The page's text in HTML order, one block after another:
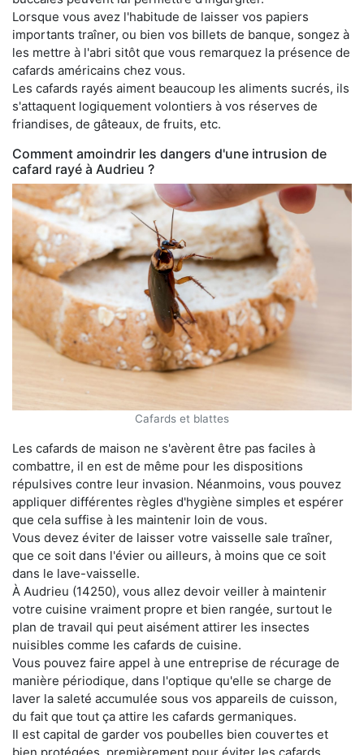
Lorsque vous avez l'habitude de laisser vos papiers
importants traîner, ou bien vos billets de banque, songez à
les mettre à l'abri sitôt que vous remarquez la présence de
cafards américains chez vous.
Les cafards rayés aiment beaucoup les aliments sucrés, ils
s'attaquent logiquement volontiers à vos réserves de
friandises, de gâteaux, de fruits, etc.
Comment amoindrir les dangers d'une intrusion de
cafard rayé à Audrieu ?
Cafards et blattes
Les cafards de maison ne s'avèrent être pas faciles à
combattre, il en est de même pour les dispositions
répulsives contre leur invasion. Néanmoins, vous pouvez
appliquer différentes règles d'hygiène simples et espérer
que cela suffise à les maintenir loin de vous.
Vous devez éviter de laisser votre vaisselle sale traîner,
que ce soit dans l'évier ou ailleurs, à moins que ce soit
dans le lave-vaisselle.
À Audrieu (14250), vous allez devoir veiller à maintenir
votre cuisine vraiment propre et bien rangée, surtout le
plan de travail qui peut aisément attirer les insectes
nuisibles comme les cafards de cuisine.
Vous pouvez faire appel à une entreprise de récurage de
manière périodique, dans l'optique qu'elle se charge de
laver la saleté accumulée sous vos appareils de cuisson,
du fait que tout ça attire les cafards germaniques.
Il est capital de garder vos poubelles bien couvertes et